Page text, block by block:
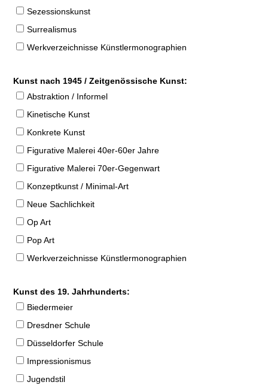
Sezessionskunst
Surrealismus
Werkverzeichnisse Künstlermonographien
Kunst nach 1945 / Zeitgenössische Kunst:
Abstraktion / Informel
Kinetische Kunst
Konkrete Kunst
Figurative Malerei 40er-60er Jahre
Figurative Malerei 70er-Gegenwart
Konzeptkunst / Minimal-Art
Neue Sachlichkeit
Op Art
Pop Art
Werkverzeichnisse Künstlermonographien
Kunst des 19. Jahrhunderts:
Biedermeier
Dresdner Schule
Düsseldorfer Schule
Impressionismus
Jugendstil